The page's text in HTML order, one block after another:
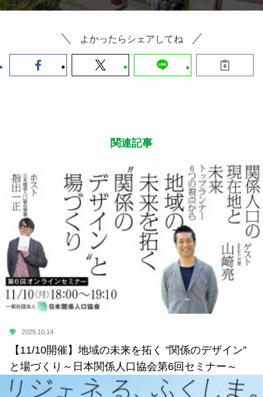
よかったらシェアしてね
関連記事
学 2025.10.14
【11/10開催】地域の未来を拓く ”関係のデザイン”
と場づくり～日本関係人口協会第6回セミナー～